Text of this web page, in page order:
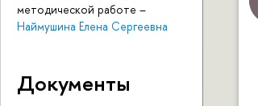
методической работе –
Наймушина Елена Сергеевна
Документы